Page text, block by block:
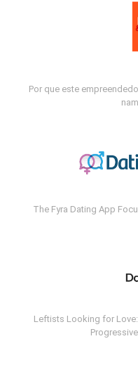
Por que este
The Fyra Dating App
Leftists Looking for